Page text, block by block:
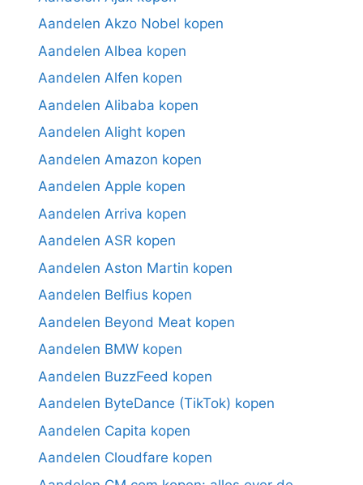
Aandelen Akzo Nobel kopen
Aandelen Albea kopen
Aandelen Alfen kopen
Aandelen Alibaba kopen
Aandelen Alight kopen
Aandelen Amazon kopen
Aandelen Apple kopen
Aandelen Arriva kopen
Aandelen ASR kopen
Aandelen Aston Martin kopen
Aandelen Belfius kopen
Aandelen Beyond Meat kopen
Aandelen BMW kopen
Aandelen BuzzFeed kopen
Aandelen ByteDance (TikTok) kopen
Aandelen Capita kopen
Aandelen Cloudfare kopen